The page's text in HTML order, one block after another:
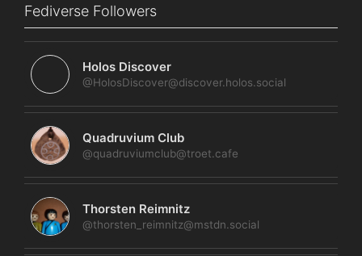
Fediverse Followers
Holos Discover
@HolosDiscover@discover.holos.social
Quadruvium Club
@quadruviumclub@troet.cafe
Thorsten Reimnitz
@thorsten_reimnitz@mstdn.social